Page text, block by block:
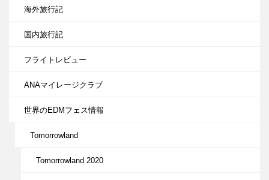
海外旅行記
国内旅行記
フライトレビュー
ANAマイレージクラブ
世界のEDMフェス情報
Tomorrowland
Tomorrowland 2020